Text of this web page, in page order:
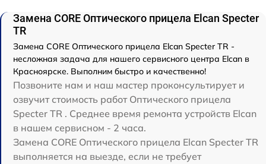
Замена CORE Оптического прицела Elcan Specter
TR
Замена CORE Оптического прицела Elcan Specter TR -
несложная задача для нашего сервисного центра Elcan в
Красноярске. Выполним быстро и качественно!
Позвоните нам и наш мастер проконсультирует и
озвучит стоимость работ Оптического прицела
Specter TR . Среднее время ремонта устройств Elcan
в нашем сервисном - 2 часа.
Замена CORE Оптического прицела Elcan Specter TR
выполняется на выезде, если не требует